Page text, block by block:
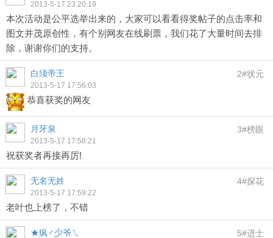
2013-5-17 23:20:19
本次活动是公平选举出来的，大家可以看看得奖帖子的点击率和
图文并茂原创性，有个别网友在线刷票，我们花了大量时间去排
除，谢谢你们的支持。
白须帝王
2013-5-17 17:56:03
2#状元
恭喜获奖的网友
月牙泉
2013-5-17 17:58:21
3#榜眼
祝获奖者再接再厉!
无名无姓
2013-5-17 17:59:22
4#探花
老叶也上榜了，不错
★疯♂少爷ㄟ 5#进士